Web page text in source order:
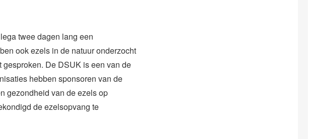
twee dagen lang een
ook ezels in de natuur onderzocht
De DSUK is een van de
hebben sponsoren van de
gezondheid van de ezels op
de ezelsopvang te